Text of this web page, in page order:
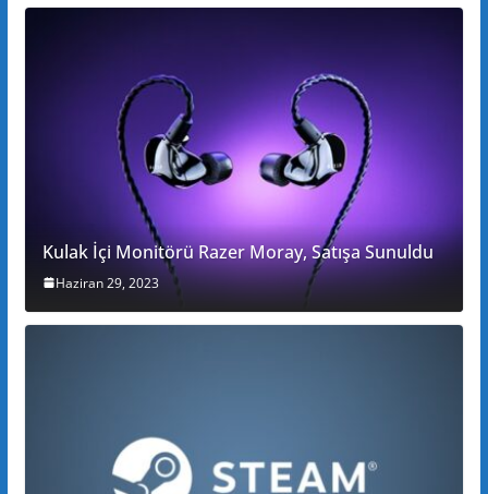
Kulak İçi Monitörü Razer Moray, Satışa Sunuldu
Haziran 29, 2023